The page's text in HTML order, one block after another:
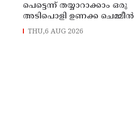
പെട്ടെന്ന് തയ്യാറാക്കാം ഒരു
അടിപൊളി ഉണക്ക ചെമ്മീൻ
കറി
THU,6 AUG 2026